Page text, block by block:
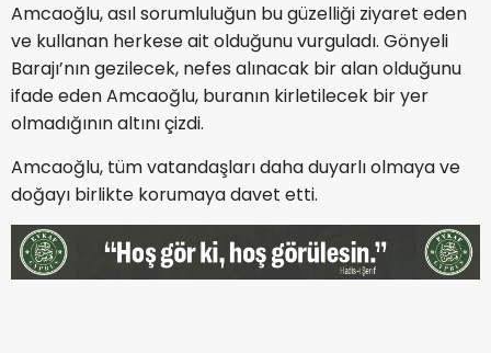
Amcaoğlu, asıl sorumluluğun bu güzelliği ziyaret eden
ve kullanan herkese ait olduğunu vurguladı. Gönyeli
Barajı’nın gezilecek, nefes alınacak bir alan olduğunu
ifade eden Amcaoğlu, buranın kirletilecek bir yer
olmadığının altını çizdi.
Amcaoğlu, tüm vatandaşları daha duyarlı olmaya ve
doğayı birlikte korumaya davet etti.